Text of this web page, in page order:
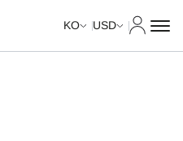
KO USD